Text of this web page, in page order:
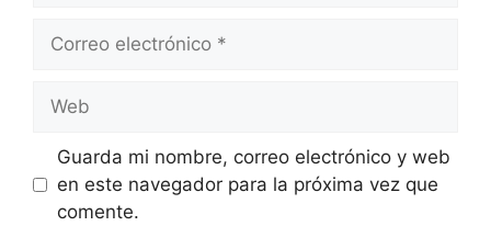
Correo
Web
Guarda mi nombre, correo electrónico y web
en este navegador para la próxima vez que
comente.